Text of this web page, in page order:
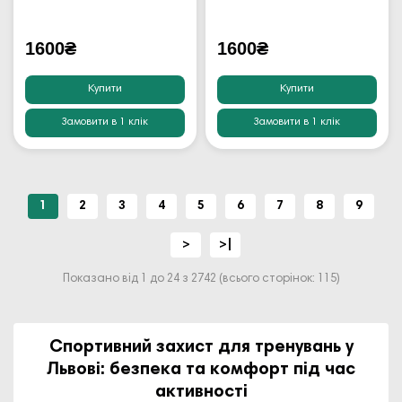
1600₴
Купити
Замовити в 1 клік
1600₴
Купити
Замовити в 1 клік
1 2 3 4 5 6 7 8 9
> >|
Показано від 1 до 24 з 2742 (всього сторінок: 115)
Спортивний захист для тренувань у
Львові: безпека та комфорт під час
активності